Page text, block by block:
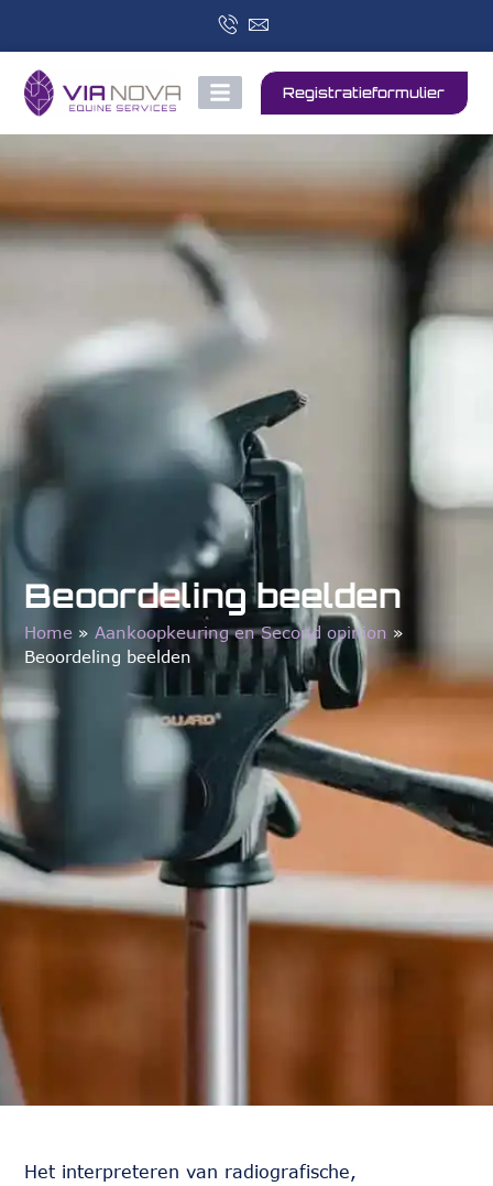
Registratieformulier
Beoordeling beelden
Home »Aankoopkeuring en Second opinion »
Beoordeling beelden
Het interpreteren van radiografische,